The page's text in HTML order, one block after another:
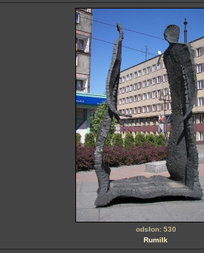
odsłon: 530
Rumilk